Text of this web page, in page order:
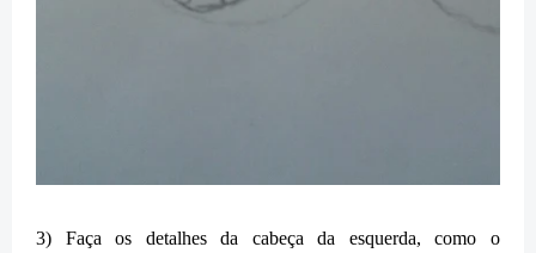
3) Faça os detalhes da cabeça da esquerda, como o